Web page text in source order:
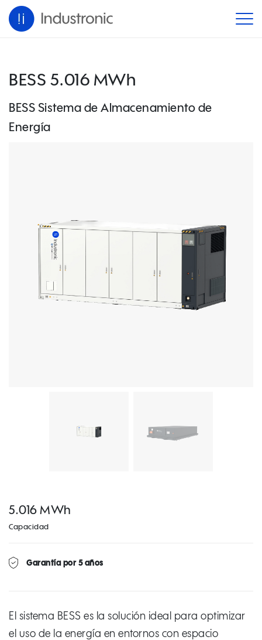
BESS 5.016 MWh
BESS Sistema de Almacenamiento de
Energía
5.016 MWh
Capacidad
Garantía por 5 años
El sistema BESS es la solución ideal para optimizar
el uso de la energía en entornos con espacio